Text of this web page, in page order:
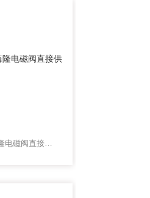
NORGREN和海隆电磁阀直接供货